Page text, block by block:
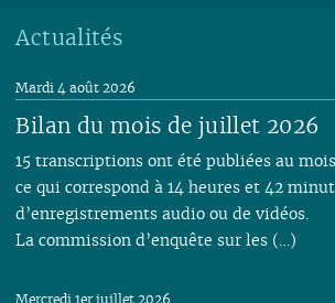
Actualités
Bilan du mois de juillet 2026
Mardi 4 août 2026
15 transcriptions ont été publiées au
ce qui correspond à 14 heures et 42
d’enregistrements audio ou de vidéos.
La commission d’enquête sur les (…)
Mercredi 1er juillet 2026